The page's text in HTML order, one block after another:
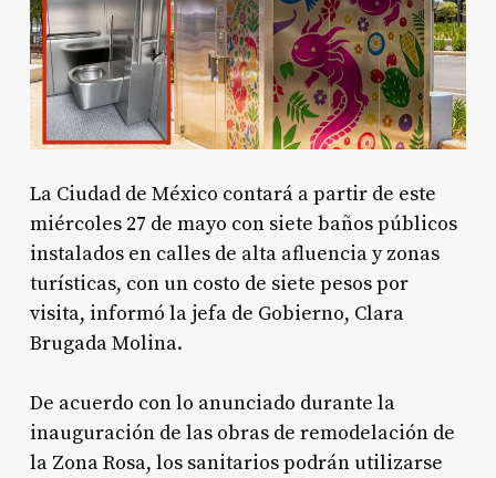
La Ciudad de México contará a partir de este
miércoles 27 de mayo con siete baños públicos
instalados en calles de alta afluencia y zonas
turísticas, con un costo de siete pesos por
visita, informó la jefa de Gobierno, Clara
Brugada Molina.
De acuerdo con lo anunciado durante la
inauguración de las obras de remodelación de
la Zona Rosa, los sanitarios podrán utilizarse